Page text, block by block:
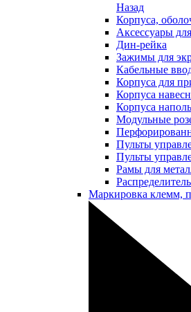
Назад
Корпуса,
Аксессуары
Дин-рейка
Зажимы для
Кабельные
Корпуса для
Корпуса
Корпуса
Модульные
Пульты
Пульты
Рамы для
Маркировка клемм,